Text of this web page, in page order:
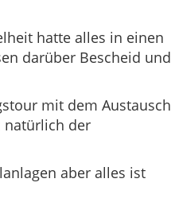
hatte alles in einen
darüber Bescheid und
mit dem Austausch
natürlich der
aber alles ist